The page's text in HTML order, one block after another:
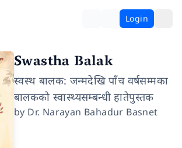
Login
Swastha Balak
स्वस्थ बालक: जन्मदेखि पाँच वर्षसम्मका
बालकको स्वास्थ्यसम्बन्धी हातेपुस्तक
by Dr. Narayan Bahadur Basnet